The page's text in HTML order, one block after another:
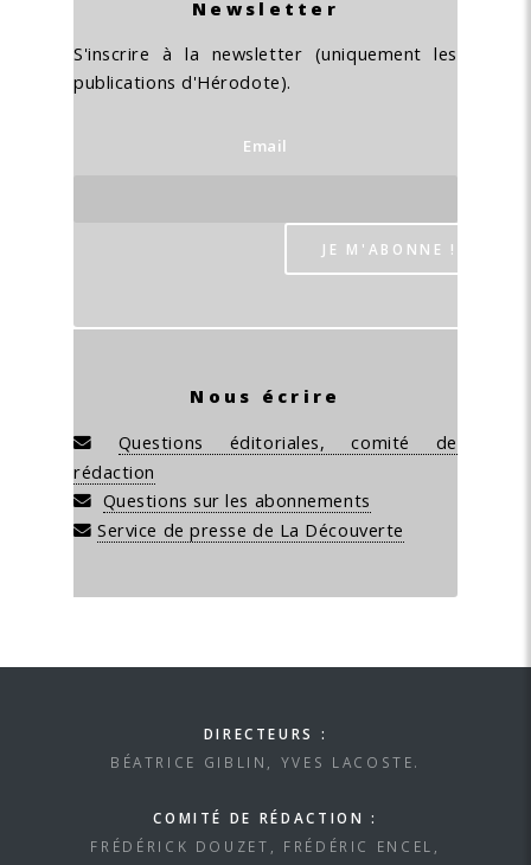
Newsletter
S'inscrire à la newsletter (uniquement les
publications d'Hérodote).
Email
Nous écrire
Questions éditoriales, comité de
rédaction
Questions sur les abonnements
Service de presse de La Découverte
DIRECTEURS :
BÉATRICE GIBLIN, YVES LACOSTE.
COMITÉ DE RÉDACTION :
FRÉDÉRICK DOUZET, FRÉDÉRIC ENCEL,